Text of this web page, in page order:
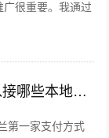
很重要。我通过
利用今日头条、
波兰allegro电商:波兰外贸独立站可以接哪些本地支付方式？
第一家支付方式